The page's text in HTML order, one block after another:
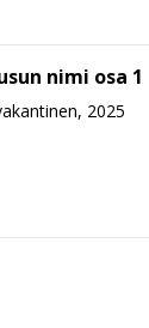
nimi osa 1
2025